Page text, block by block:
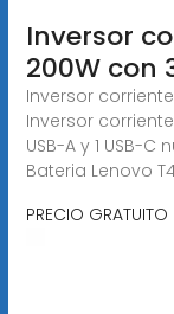
Inversor
200W con
Inversor corriente
Inversor
USB-A y 1 USB-
Bateria Lenovo
PRECIO GRATUITO